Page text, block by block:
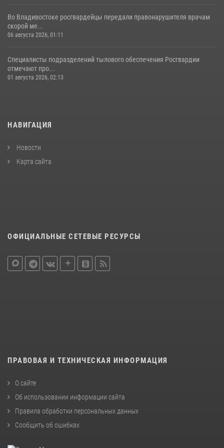
Во Владивостоке росгвардейцы передали правонарушителя врачам
скорой ме...
06 августа 2026, 01:11
Специалисты подразделений тылового обеспечения Росгвардии
отмечают про...
01 августа 2026, 02:13
НАВИГАЦИЯ
Новости
Карта сайта
ОФИЦИАЛЬНЫЕ СЕТЕВЫЕ РЕСУРСЫ
ПРАВОВАЯ И ТЕХНИЧЕСКАЯ ИНФОРМАЦИЯ
О сайте
Об использовании информации сайта
Правила обработки персональных данных
Сообщить об ошибках